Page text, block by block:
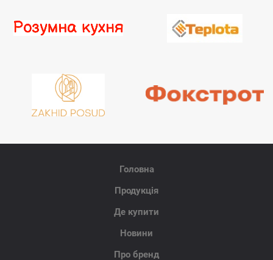
Головна
Продукція
Де купити
Новини
Про бренд